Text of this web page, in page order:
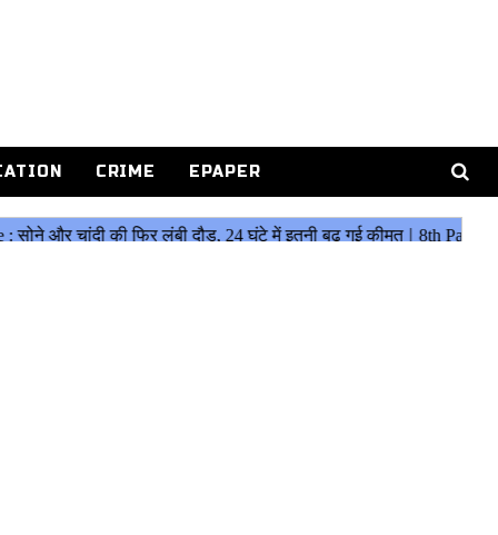
CRIME EPAPER